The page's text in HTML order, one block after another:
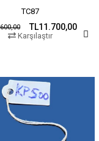
TC87
TL11.700,00
Karşılaştır